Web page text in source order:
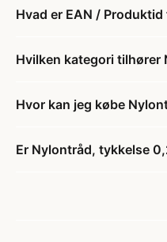
Hvad er EAN /
Hvilken kategori tilhører
Hvor kan jeg købe
Er Nylontråd, tykkelse